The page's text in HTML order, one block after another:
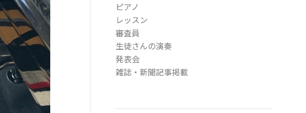
ピアノ
レッスン
審査員
生徒さんの演奏
発表会
雑誌・新聞記事掲載